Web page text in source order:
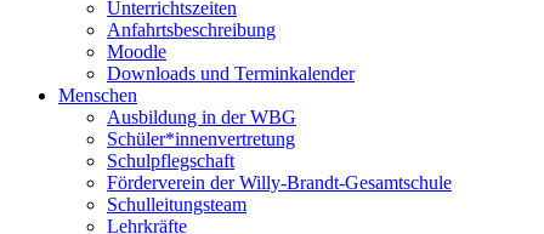
Unterrichtszeiten
Anfahrtsbeschreibung
Moodle
Downloads und Terminkalender
Menschen
Ausbildung in der WBG
Schüler*innenvertretung
Schulpflegschaft
Förderverein der Willy-Brandt-Gesamtschule
Schulleitungsteam
Lehrkräfte